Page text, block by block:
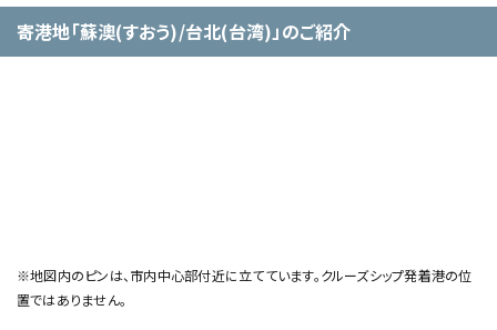
寄港地「蘇澳(すおう)/台北(台湾)」のご紹介
※地図内のピンは、市内中心部付近に立てています。クルーズシップ発着港の位
置ではありません。